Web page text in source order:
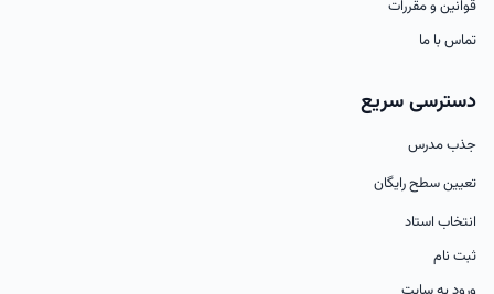
قوانین و مقررات
تماس با ما
دسترسی سریع
جذب مدرس
تعیین سطح رایگان
انتخاب استاد
ثبت نام